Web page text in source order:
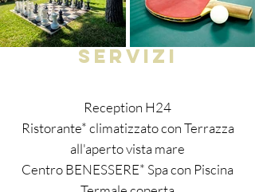
SERVIZI
Reception H24
Ristorante* climatizzato con Terrazza
all'aperto vista mare
Centro BENESSERE* Spa con Piscina